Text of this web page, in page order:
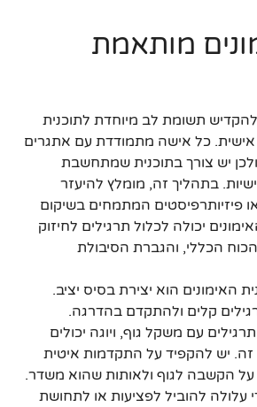
מותאמת
תשומת לב מיוחדת לתוכנית
כל אישה מתמודדת עם אתגרים
יש צורך בתוכנית שמתחשבת
בתהליך זה, מומלץ להיעזר
פיזיותרפיסטים המתמחים בשיקום
יכולה לכלול תרגילים לחיזוק
הכללי, והגברת הסיבולת
האימונים הוא יצירת בסיס יציב.
קלים ולהתקדם בהדרגה.
עם משקל גוף, ויוגה יכולים
זה. יש להקפיד על התקדמות איטית
על הקשבה לגוף ולאותות שהוא משדר.
להוביל לפציעות או לתחושת